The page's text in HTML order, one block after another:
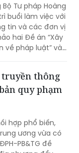
Tư pháp Hoàng
buổi làm việc với
tin và các đơn vị
hai Đề án “Xây
về pháp luật” và
thông
quy phạm
hợp phổ biến,
ương vừa có
PB&TG đề